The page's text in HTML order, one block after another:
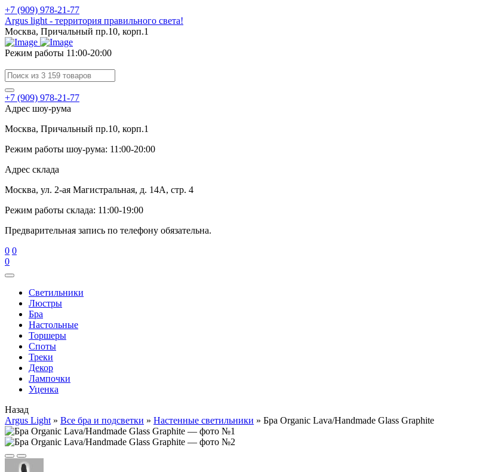
+7 (909) 978-21-77
Argus light - территория правильного света!
Москва, Причальный пр.10, корп.1
Режим работы 11:00-20:00
+7 (909) 978-21-77
Адрес шоу-рума
Москва, Причальный пр.10, корп.1
Режим работы шоу-рума: 11:00-20:00
Адрес склада
Москва, ул. 2-ая Магистральная, д. 14А, стр. 4
Режим работы склада: 11:00-19:00
Предварительная запись по телефону обязательна.
0 0
0
Cветильники
Люстры
Бра
Настольные
Торшеры
Споты
Треки
Декор
Лампочки
Уценка
Назад
Argus Light » Все бра и подсветки » Настенные светильники » Бра Organic Lava/Handmade Glass Graphite